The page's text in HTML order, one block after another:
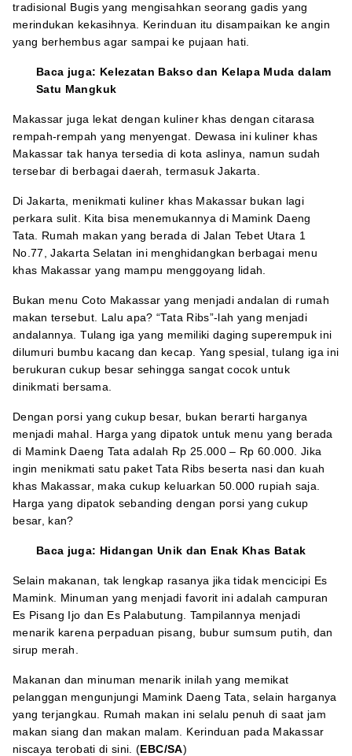
tradisional Bugis yang mengisahkan seorang gadis yang
merindukan kekasihnya. Kerinduan itu disampaikan ke angin
yang berhembus agar sampai ke pujaan hati.
Baca juga: Kelezatan Bakso dan Kelapa Muda dalam
Satu Mangkuk
Makassar juga lekat dengan kuliner khas dengan citarasa
rempah-rempah yang menyengat. Dewasa ini kuliner khas
Makassar tak hanya tersedia di kota aslinya, namun sudah
tersebar di berbagai daerah, termasuk Jakarta.
Di Jakarta, menikmati kuliner khas Makassar bukan lagi
perkara sulit. Kita bisa menemukannya di Mamink Daeng
Tata. Rumah makan yang berada di Jalan Tebet Utara 1
No.77, Jakarta Selatan ini menghidangkan berbagai menu
khas Makassar yang mampu menggoyang lidah.
Bukan menu Coto Makassar yang menjadi andalan di rumah
makan tersebut. Lalu apa? “Tata Ribs”-lah yang menjadi
andalannya. Tulang iga yang memiliki daging superempuk ini
dilumuri bumbu kacang dan kecap. Yang spesial, tulang iga ini
berukuran cukup besar sehingga sangat cocok untuk
dinikmati bersama.
Dengan porsi yang cukup besar, bukan berarti harganya
menjadi mahal. Harga yang dipatok untuk menu yang berada
di Mamink Daeng Tata adalah Rp 25.000 – Rp 60.000. Jika
ingin menikmati satu paket Tata Ribs beserta nasi dan kuah
khas Makassar, maka cukup keluarkan 50.000 rupiah saja.
Harga yang dipatok sebanding dengan porsi yang cukup
besar, kan?
Baca juga: Hidangan Unik dan Enak Khas Batak
Selain makanan, tak lengkap rasanya jika tidak mencicipi Es
Mamink. Minuman yang menjadi favorit ini adalah campuran
Es Pisang Ijo dan Es Palabutung. Tampilannya menjadi
menarik karena perpaduan pisang, bubur sumsum putih, dan
sirup merah.
Makanan dan minuman menarik inilah yang memikat
pelanggan mengunjungi Mamink Daeng Tata, selain harganya
yang terjangkau. Rumah makan ini selalu penuh di saat jam
makan siang dan makan malam. Kerinduan pada Makassar
niscaya terobati di sini. (EBC/SA)